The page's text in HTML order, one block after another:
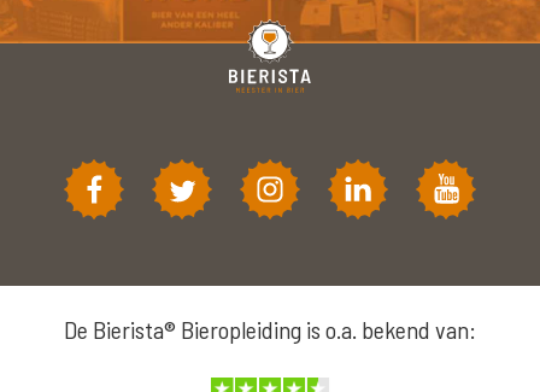
De Bierista® Bieropleiding is o.a. bekend van: